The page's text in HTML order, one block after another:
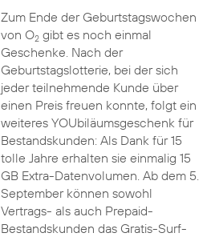
Zum Ende der Geburtstagswochen
von O2gibt es noch einmal
Geschenke. Nach der
Geburtstagslotterie, bei der sich
jeder teilnehmende Kunde über
einen Preis freuen konnte, folgt ein
weiteres YOUbiläumsgeschenk für
Bestandskunden: Als Dank für 15
tolle Jahre erhalten sie einmalig 15
GB Extra-Datenvolumen. Ab dem 5.
September können sowohl
Vertrags- als auch Prepaid-
Bestandskunden das Gratis-Surf-